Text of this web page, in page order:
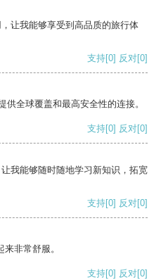
让我能够享受到高品质的旅行体
支持[0] 反对[0]
全球覆盖和最高安全性的连接。
支持[0] 反对[0]
我能够随时随地学习新知识，拓宽
支持[0] 反对[0]
非常舒服。
支持[0] 反对[0]